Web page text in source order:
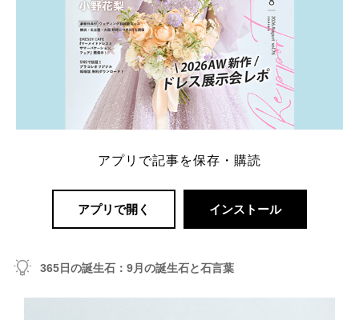
アプリで記事を保存・購読
アプリで開く インストール
365日の誕生石：9月の誕生石と石言葉